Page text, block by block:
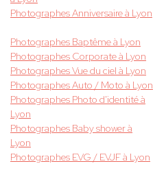
Photographes Anniversaire à Lyon
Photographes Baptême à Lyon
Photographes Corporate à Lyon
Photographes Vue du ciel à Lyon
Photographes Auto / Moto à Lyon
Photographes Photo d'identité à
Lyon
Photographes Baby shower à
Lyon
Photographes EVG / EVJF à Lyon